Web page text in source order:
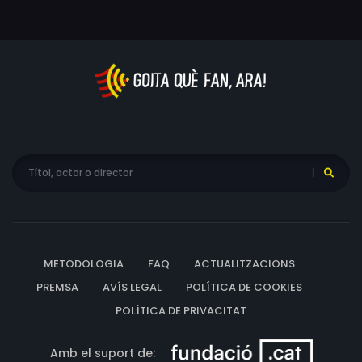
METODOLOGIA FAQ
ACTUALITZACIONS
PREMSA
AVÍS LEGAL
POLÍTICA DE COOKIES
POLÍTICA DE PRIVACITAT
Amb el suport de: